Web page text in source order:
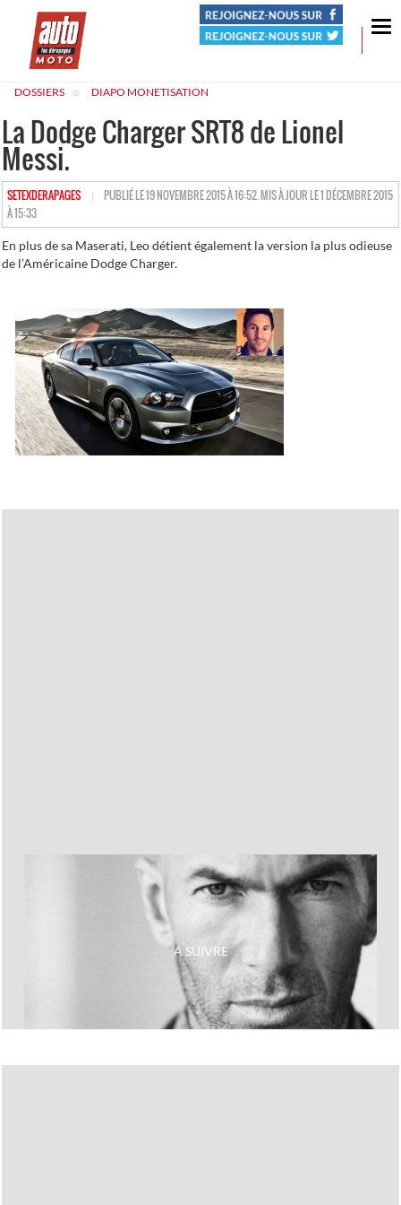
DOSSIERS DIAPO MONETISATION
La Dodge Charger SRT8 de Lionel
Messi.
SETEXDERAPAGES HTTPS://WWW.LESDERAPAGES.COM/AUTHOR/SETEXDERAPAGES
PUBLIÉ LE 19 NOVEMBRE 2015 À 16:52. MIS À JOUR LE 1 DÉCEMBRE 2015
À 15:33
En plus de sa Maserati, Leo détient également la version la plus odieuse
de l’Américaine Dodge Charger.
Les plus gros caprices de footballeurs
Next